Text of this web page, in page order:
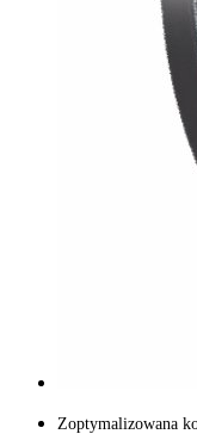
Zoptymalizowana